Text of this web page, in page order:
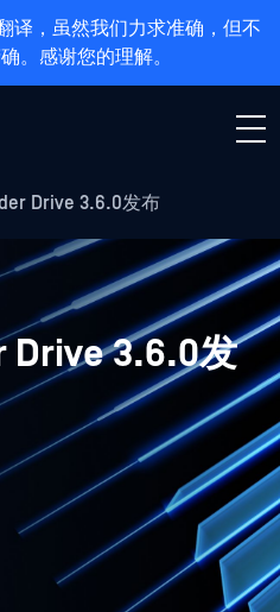
译，虽然我们力求准确，但不
。感谢您的理解。
Drive 3.6.0发布
Drive 3.6.0发